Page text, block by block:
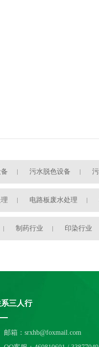
污水脱色设备
加药装置
电路板废水处理
理
制药行业 印染行业
三人行
邮箱：srxhb@foxmail.com